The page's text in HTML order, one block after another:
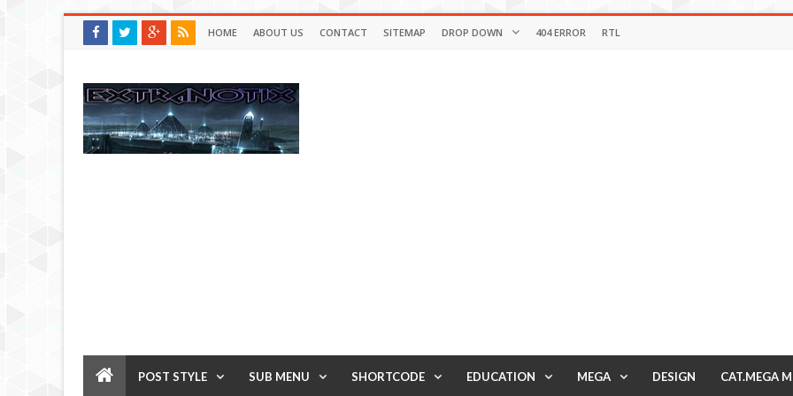
HOME ABOUT US CONTACT SITEMAP DROP DOWN 404 ERROR RTL
POST STYLE SUB MENU SHORTCODE EDUCATION MEGA DESIGN CAT.MEGA